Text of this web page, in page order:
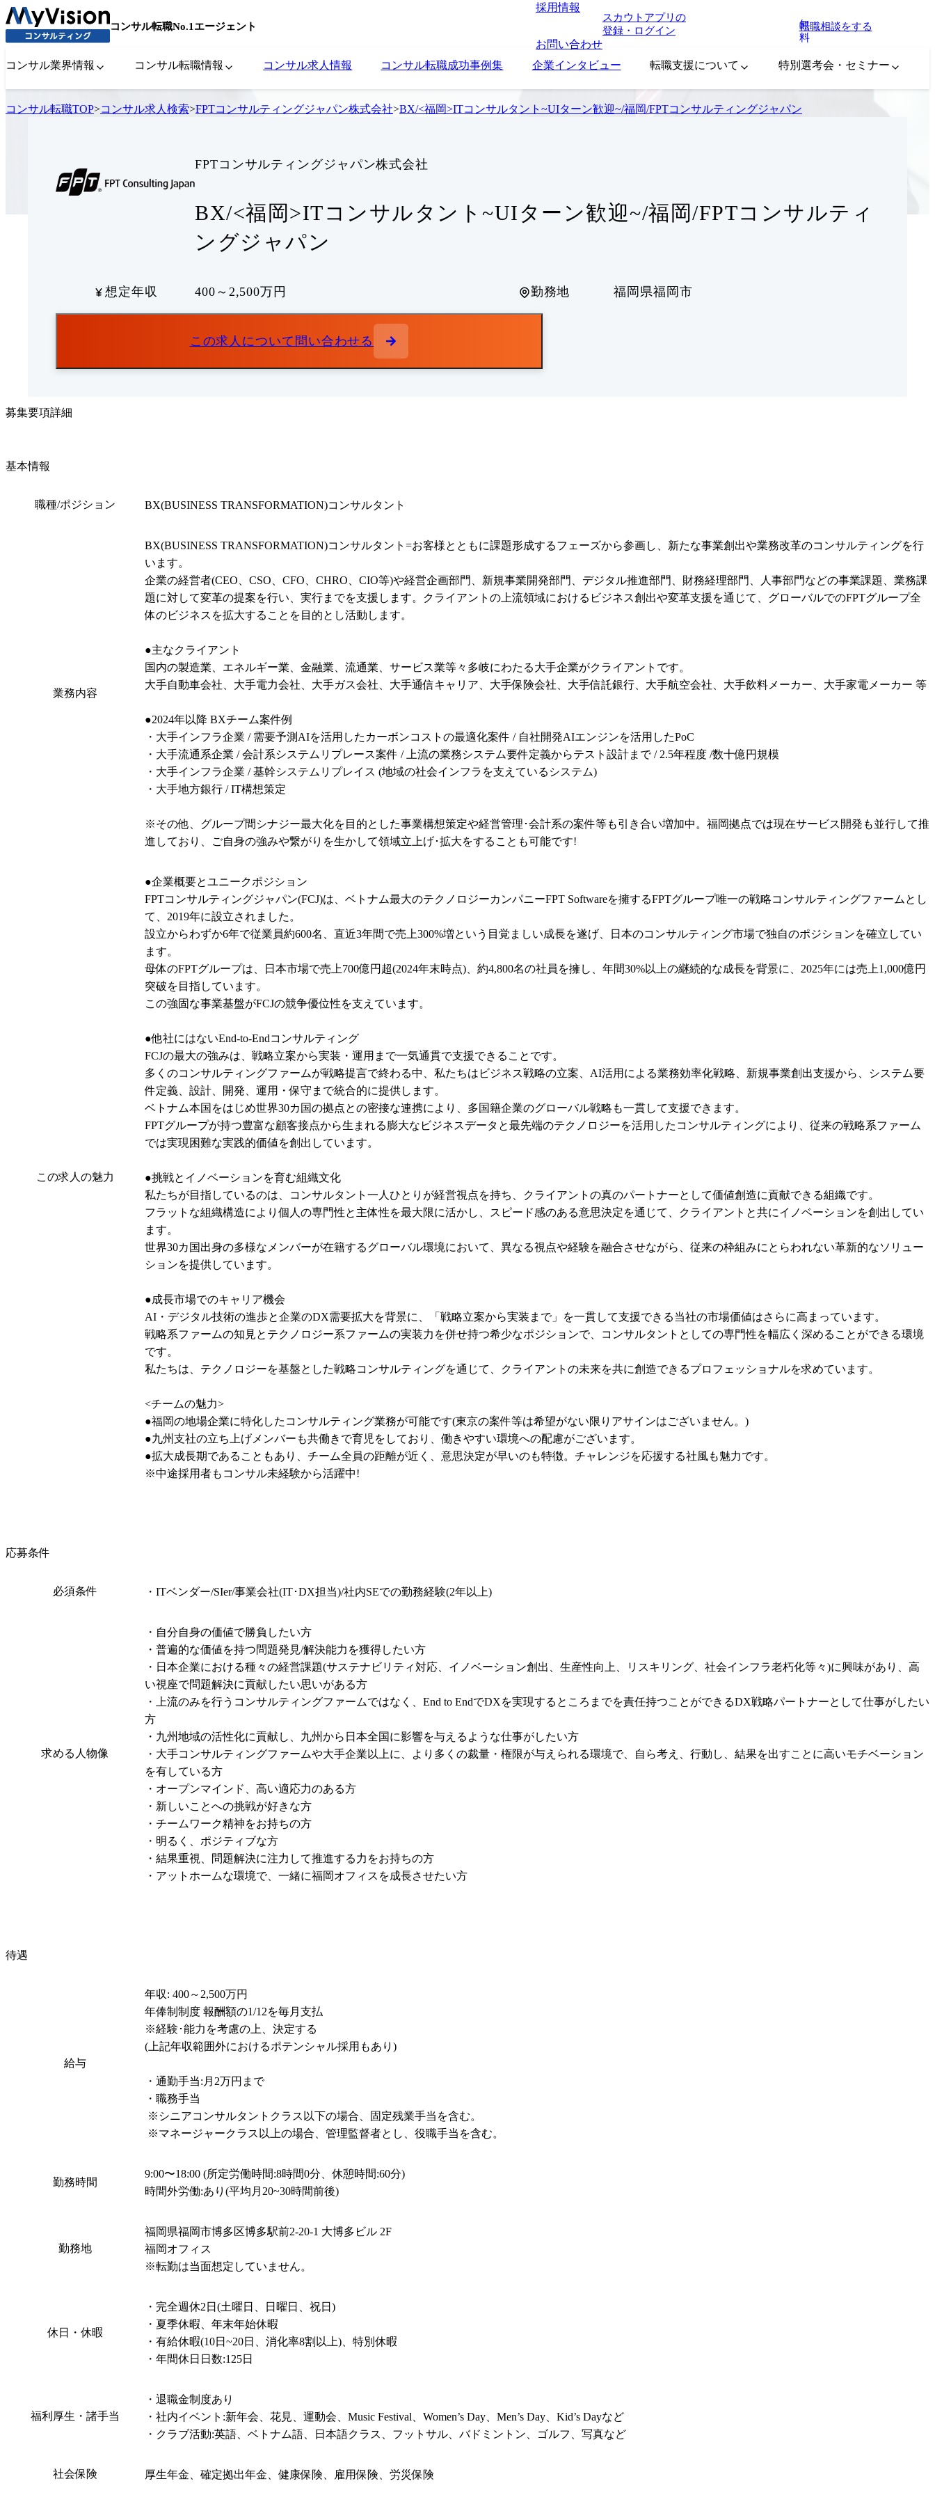
コンサル転職No.1エージェント
採用情報
お問い合わせ
スカウトアプリの
登録・ログイン
無
料
転職相談をする
コンサル業界情報 コンサル転職情報 コンサル求人情報 コンサル転職成功事例集 企業インタビュー 転職支援について 特別選考会・セミナー
コンサル転職TOP>コンサル求人検索>FPTコンサルティングジャパン株式会社>BX/<福岡>ITコンサルタント~UIターン歓迎~/福岡/FPTコンサルティングジャパン
FPTコンサルティングジャパン株式会社
BX/<福岡>ITコンサルタント~UIターン歓迎~/福岡/FPTコンサルティ
ングジャパン
想定年収 400～2,500万円 勤務地 福岡県福岡市
この求人について問い合わせる
募集要項詳細
基本情報
職種/ポジション BX(BUSINESS TRANSFORMATION)コンサルタント
業務内容
BX(BUSINESS TRANSFORMATION)コンサルタント=お客様とともに課題形成するフェーズから参画し、新たな事業創出や業務改革のコンサルティングを行
います。
企業の経営者(CEO、CSO、CFO、CHRO、CIO等)や経営企画部門、新規事業開発部門、デジタル推進部門、財務経理部門、人事部門などの事業課題、業務課
題に対して変革の提案を行い、実行までを支援します。クライアントの上流領域におけるビジネス創出や変革支援を通じて、グローバルでのFPTグループ全
体のビジネスを拡大することを目的とし活動します。
●主なクライアント
国内の製造業、エネルギー業、金融業、流通業、サービス業等々多岐にわたる大手企業がクライアントです。
大手自動車会社、大手電力会社、大手ガス会社、大手通信キャリア、大手保険会社、大手信託銀行、大手航空会社、大手飲料メーカー、大手家電メーカー 等
●2024年以降 BXチーム案件例
・大手インフラ企業 / 需要予測AIを活用したカーボンコストの最適化案件 / 自社開発AIエンジンを活用したPoC
・大手流通系企業 / 会計系システムリプレース案件 / 上流の業務システム要件定義からテスト設計まで / 2.5年程度 /数十億円規模
・大手インフラ企業 / 基幹システムリプレイス (地域の社会インフラを支えているシステム)
・大手地方銀行 / IT構想策定
※その他、グループ間シナジー最大化を目的とした事業構想策定や経営管理･会計系の案件等も引き合い増加中。福岡拠点では現在サービス開発も並行して推
進しており、ご自身の強みや繋がりを生かして領域立上げ･拡大をすることも可能です!
この求人の魅力
●企業概要とユニークポジション
FPTコンサルティングジャパン(FCJ)は、ベトナム最大のテクノロジーカンパニーFPT Softwareを擁するFPTグループ唯一の戦略コンサルティングファームとし
て、2019年に設立されました。
設立からわずか6年で従業員約600名、直近3年間で売上300%増という目覚ましい成長を遂げ、日本のコンサルティング市場で独自のポジションを確立してい
ます。
母体のFPTグループは、日本市場で売上700億円超(2024年末時点)、約4,800名の社員を擁し、年間30%以上の継続的な成長を背景に、2025年には売上1,000億円
突破を目指しています。
この強固な事業基盤がFCJの競争優位性を支えています。
●他社にはないEnd-to-Endコンサルティング
FCJの最大の強みは、戦略立案から実装・運用まで一気通貫で支援できることです。
多くのコンサルティングファームが戦略提言で終わる中、私たちはビジネス戦略の立案、AI活用による業務効率化戦略、新規事業創出支援から、システム要
件定義、設計、開発、運用・保守まで統合的に提供します。
ベトナム本国をはじめ世界30カ国の拠点との密接な連携により、多国籍企業のグローバル戦略も一貫して支援できます。
FPTグループが持つ豊富な顧客接点から生まれる膨大なビジネスデータと最先端のテクノロジーを活用したコンサルティングにより、従来の戦略系ファーム
では実現困難な実践的価値を創出しています。
●挑戦とイノベーションを育む組織文化
私たちが目指しているのは、コンサルタント一人ひとりが経営視点を持ち、クライアントの真のパートナーとして価値創造に貢献できる組織です。
フラットな組織構造により個人の専門性と主体性を最大限に活かし、スピード感のある意思決定を通じて、クライアントと共にイノベーションを創出してい
ます。
世界30カ国出身の多様なメンバーが在籍するグローバル環境において、異なる視点や経験を融合させながら、従来の枠組みにとらわれない革新的なソリュー
ションを提供しています。
●成長市場でのキャリア機会
AI・デジタル技術の進歩と企業のDX需要拡大を背景に、「戦略立案から実装まで」を一貫して支援できる当社の市場価値はさらに高まっています。
戦略系ファームの知見とテクノロジー系ファームの実装力を併せ持つ希少なポジションで、コンサルタントとしての専門性を幅広く深めることができる環境
です。
私たちは、テクノロジーを基盤とした戦略コンサルティングを通じて、クライアントの未来を共に創造できるプロフェッショナルを求めています。
<チームの魅力>
●福岡の地場企業に特化したコンサルティング業務が可能です(東京の案件等は希望がない限りアサインはございません。)
●九州支社の立ち上げメンバーも共働きで育児をしており、働きやすい環境への配慮がございます。
●拡大成長期であることもあり、チーム全員の距離が近く、意思決定が早いのも特徴。チャレンジを応援する社風も魅力です。
※中途採用者もコンサル未経験から活躍中!
応募条件
必須条件 ・ITベンダー/SIer/事業会社(IT･DX担当)/社内SEでの勤務経験(2年以上)
求める人物像
・自分自身の価値で勝負したい方
・普遍的な価値を持つ問題発見/解決能力を獲得したい方
・日本企業における種々の経営課題(サステナビリティ対応、イノベーション創出、生産性向上、リスキリング、社会インフラ老朽化等々)に興味があり、高
い視座で問題解決に貢献したい思いがある方
・上流のみを行うコンサルティングファームではなく、End to EndでDXを実現するところまでを責任持つことができるDX戦略パートナーとして仕事がしたい
方
・九州地域の活性化に貢献し、九州から日本全国に影響を与えるような仕事がしたい方
・大手コンサルティングファームや大手企業以上に、より多くの裁量・権限が与えられる環境で、自ら考え、行動し、結果を出すことに高いモチベーション
を有している方
・オープンマインド、高い適応力のある方
・新しいことへの挑戦が好きな方
・チームワーク精神をお持ちの方
・明るく、ポジティブな方
・結果重視、問題解決に注力して推進する力をお持ちの方
・アットホームな環境で、一緒に福岡オフィスを成長させたい方
待遇
給与
年収: 400～2,500万円
年俸制制度 報酬額の1/12を毎月支払
※経験･能力を考慮の上、決定する
(上記年収範囲外におけるポテンシャル採用もあり)
・通勤手当:月2万円まで
・職務手当
※マネージャークラス以上の場合、管理監督者とし、役職手当を含む。
勤務時間
9:00〜18:00 (所定労働時間:8時間0分、休憩時間:60分)
時間外労働:あり(平均月20~30時間前後)
勤務地
福岡県福岡市博多区博多駅前2-20-1 大博多ビル 2F
福岡オフィス
休日・休暇
・完全週休2日(土曜日、日曜日、祝日)
・夏季休暇、年末年始休暇
・有給休暇(10日~20日、消化率8割以上)、特別休暇
・年間休日日数:125日
福利厚生・諸手当
・退職金制度あり
・社内イベント:新年会、花見、運動会、Music Festival、Women’s Day、Men’s Day、Kid’s Dayなど
・クラブ活動:英語、ベトナム語、日本語クラス、フットサル、バドミントン、ゴルフ、写真など
社会保険 厚生年金、確定拠出年金、健康保険、雇用保険、労災保険